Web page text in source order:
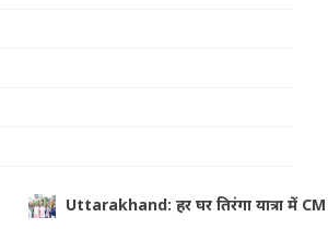
बोले- राष्ट्रभक्ति की भावना देवभूमि के कण-